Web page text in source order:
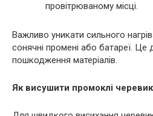
провітрюваному місці.
Важливо уникати сильного
сонячні промені або батареї.
пошкодження матеріалів.
Як висушити промоклі